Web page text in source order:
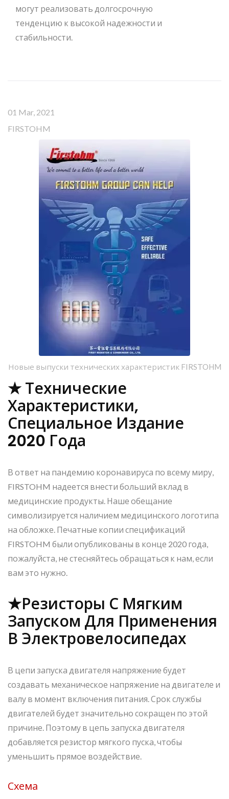
могут реализовать долгосрочную
тенденцию к высокой надежности и
стабильности.
01 Mar, 2021
FIRSTOHM
Новые выпуски технических характеристик FIRSTOHM
★ Технические
Характеристики,
Специальное Издание
2020 Года
В ответ на пандемию коронавируса по всему миру,
FIRSTOHM надеется внести больший вклад в
медицинские продукты. Наше обещание
символизируется наличием медицинского логотипа
на обложке. Печатные копии спецификаций
FIRSTOHM были опубликованы в конце 2020 года,
пожалуйста, не стесняйтесь обращаться к нам, если
вам это нужно.
★Резисторы С Мягким
Запуском Для Применения
В Электровелосипедах
В цепи запуска двигателя напряжение будет
создавать механическое напряжение на двигателе и
валу в момент включения питания. Срок службы
двигателей будет значительно сокращен по этой
причине. Поэтому в цепь запуска двигателя
добавляется резистор мягкого пуска, чтобы
уменьшить прямое воздействие.
Схема